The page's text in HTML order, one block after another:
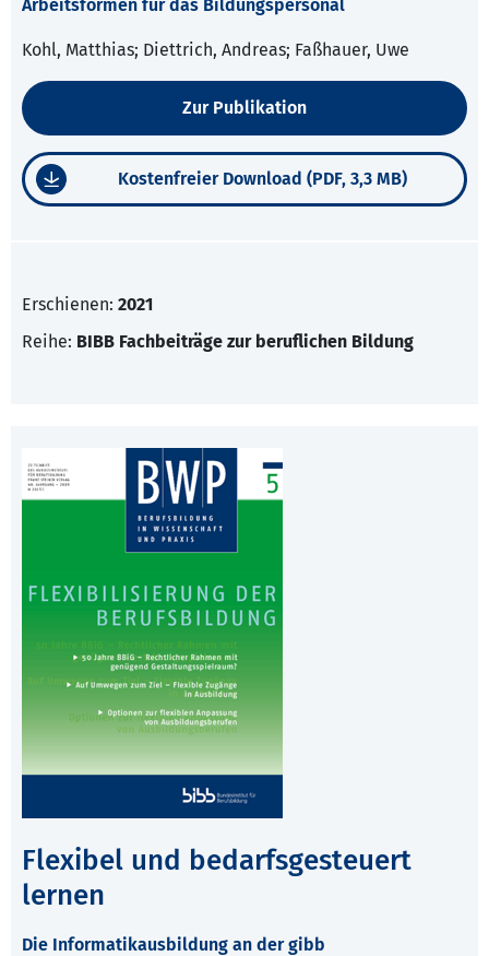
Arbeitsformen für das Bildungspersonal
Kohl, Matthias; Diettrich, Andreas; Faßhauer, Uwe
Zur Publikation
Kostenfreier Download (PDF, 3,3 MB)
Erschienen: 2021
Reihe: BIBB Fachbeiträge zur beruflichen Bildung
Flexibel und bedarfsgesteuert
lernen
Die Informatikausbildung an der gibb